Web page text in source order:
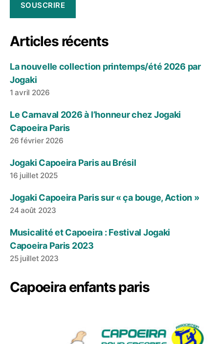
SOUSCRIRE
Articles récents
La nouvelle collection printemps/été 2026 par
Jogaki
1 avril 2026
Le Carnaval 2026 à l’honneur chez Jogaki
Capoeira Paris
26 février 2026
Jogaki Capoeira Paris au Brésil
16 juillet 2025
Jogaki Capoeira Paris sur « ça bouge, Action »
24 août 2023
Musicalité et Capoeira : Festival Jogaki
Capoeira Paris 2023
25 juillet 2023
Capoeira enfants paris